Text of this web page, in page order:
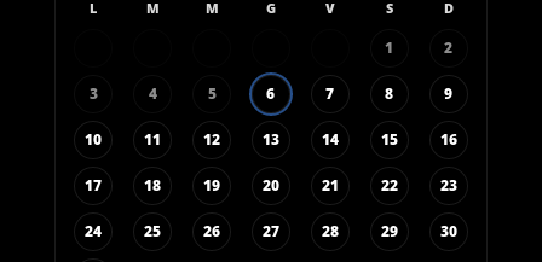
L M M G V S D
1 2
3 4 5 6 7 8 9
10 11 12 13 14 15 16
17 18 19 20 21 22 23
24 25 26 27 28 29 30